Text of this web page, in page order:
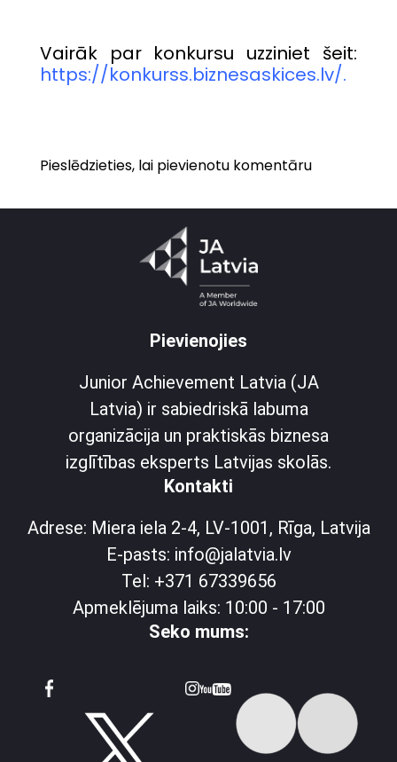
Vairāk par konkursu uzziniet šeit:
https://konkurss.biznesaskices.lv/.
Pieslēdzieties, lai pievienotu komentāru
Pievienojies
Junior Achievement Latvia (JA
Latvia) ir sabiedriskā labuma
organizācija un praktiskās biznesa
izglītības eksperts Latvijas skolās.
Kontakti
Adrese: Miera iela 2-4, LV-1001, Rīga, Latvija
E-pasts: info@jalatvia.lv
Tel: +371 67339656
Apmeklējuma laiks: 10:00 - 17:00
Seko mums: